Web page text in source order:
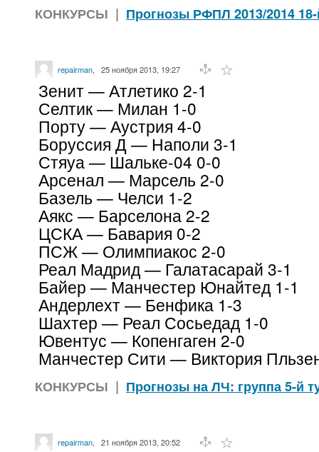
КОНКУРСЫ | Прогнозы РФПЛ 2013/2014
repairman, 25 ноября 2013, 19:27
Зенит — Атлетико 2-1
Селтик — Милан 1-0
Порту — Аустрия 4-0
Боруссия Д — Наполи 3-1
Стяуа — Шальке-04 0-0
Арсенал — Марсель 2-0
Базель — Челси 1-2
Аякс — Барселона 2-2
ЦСКА — Бавария 0-2
ПСЖ — Олимпиакос 2-0
Реал Мадрид — Галатасарай 3-1
Байер — Манчестер Юнайтед 1-1
Андерлехт — Бенфика 1-3
Шахтер — Реал Сосьедад 1-0
Ювентус — Копенгаген 2-0
Манчестер Сити — Виктория
КОНКУРСЫ | Прогнозы на ЛЧ: группа 5-й
repairman, 21 ноября 2013, 20:52